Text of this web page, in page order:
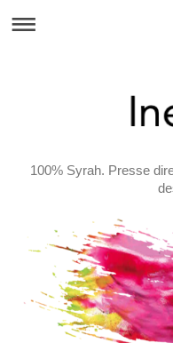
100% Syrah. Presse